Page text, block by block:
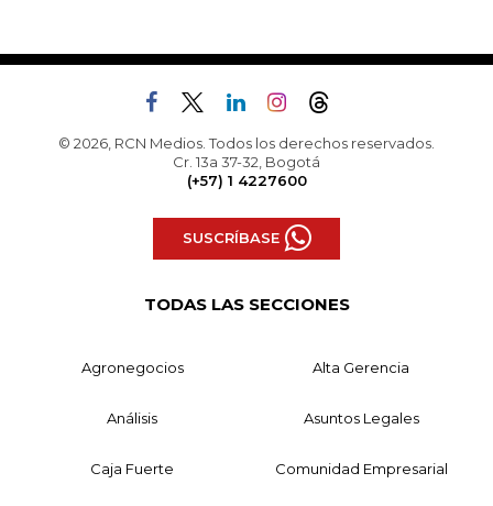
© 2026, RCN Medios. Todos los derechos reservados.
Cr. 13a 37-32, Bogotá
(+57) 1 4227600
SUSCRÍBASE
TODAS LAS SECCIONES
Agronegocios Alta Gerencia
Análisis Asuntos Legales
Caja Fuerte Comunidad Empresarial